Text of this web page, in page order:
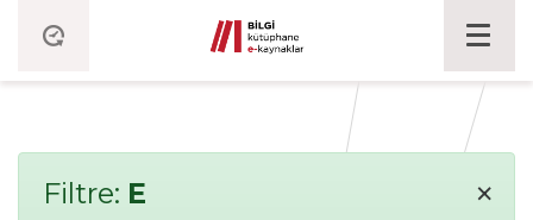
Filtre: E ×